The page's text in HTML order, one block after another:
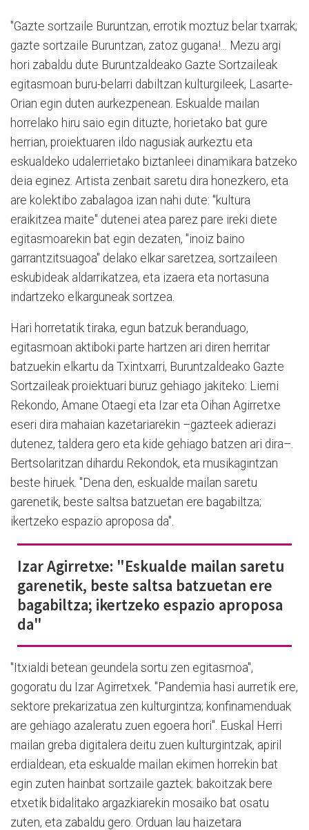
"Gazte sortzaile Buruntzan, errotik moztuz belar txarrak;
gazte sortzaile Buruntzan, zatoz gugana!... Mezu argi
hori zabaldu dute Buruntzaldeako Gazte Sortzaileak
egitasmoan buru-belarri dabiltzan kulturgileek, Lasarte-
Orian egin duten aurkezpenean. Eskualde mailan
horrelako hiru saio egin dituzte, horietako bat gure
herrian, proiektuaren ildo nagusiak aurkeztu eta
eskualdeko udalerrietako biztanleei dinamikara batzeko
deia eginez. Artista zenbait saretu dira honezkero, eta
are kolektibo zabalagoa izan nahi dute: "kultura
eraikitzea maite" dutenei atea parez pare ireki diete
egitasmoarekin bat egin dezaten, "inoiz baino
garrantzitsuagoa" delako elkar saretzea, sortzaileen
eskubideak aldarrikatzea, eta izaera eta nortasuna
indartzeko elkarguneak sortzea.
Hari horretatik tiraka, egun batzuk beranduago,
egitasmoan aktiboki parte hartzen ari diren herritar
batzuekin elkartu da Txintxarri, Buruntzaldeako Gazte
Sortzaileak proiektuari buruz gehiago jakiteko: Lierni
Rekondo, Amane Otaegi eta Izar eta Oihan Agirretxe
eseri dira mahaian kazetariarekin –gazteek adierazi
dutenez, taldera gero eta kide gehiago batzen ari dira–.
Bertsolaritzan dihardu Rekondok, eta musikagintzan
beste hiruek. "Dena den, eskualde mailan saretu
garenetik, beste saltsa batzuetan ere bagabiltza;
ikertzeko espazio aproposa da".
Izar Agirretxe: "Eskualde mailan saretu
garenetik, beste saltsa batzuetan ere
bagabiltza; ikertzeko espazio aproposa
da"
"Itxialdi betean geundela sortu zen egitasmoa",
gogoratu du Izar Agirretxek. "Pandemia hasi aurretik ere,
sektore prekarizatua zen kulturgintza; konfinamenduak
are gehiago azaleratu zuen egoera hori". Euskal Herri
mailan greba digitalera deitu zuen kulturgintzak, apiril
erdialdean, eta eskualde mailan ekimen horrekin bat
egin zuten hainbat sortzaile gaztek: bakoitzak bere
etxetik bidalitako argazkiarekin mosaiko bat osatu
zuten, eta zabaldu gero. Orduan lau haizetara